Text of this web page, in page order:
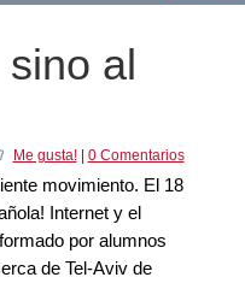
al
Me gusta!| 0 Comentarios
movimiento. El 18
Internet y el
por alumnos
de Tel-Aviv de